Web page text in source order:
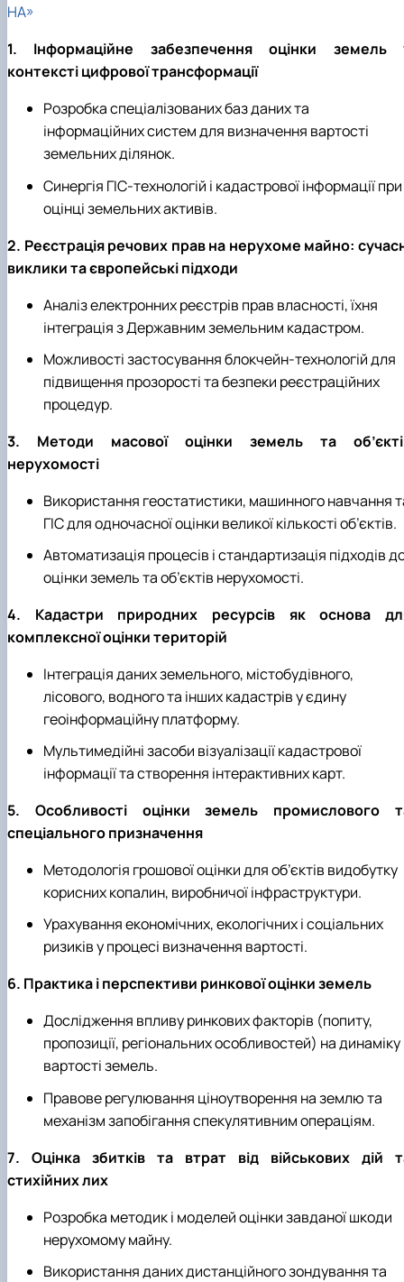
НА»
1. Інформаційне забезпечення оцінки земель
контексті цифрової трансформації
Розробка спеціалізованих баз даних та
інформаційних систем для визначення вартості
земельних ділянок.
Синергія ГІС-технологій і кадастрової інформації при
оцінці земельних активів.
2. Реєстрація речових прав на нерухоме майно:
виклики та європейські підходи
Аналіз електронних реєстрів прав власності, їхня
інтеграція з Державним земельним кадастром.
Можливості застосування блокчейн-технологій для
підвищення прозорості та безпеки реєстраційних
процедур.
3. Методи масової оцінки земель та
нерухомості
Використання геостатистики, машинного навчання
ГІС для одночасної оцінки великої кількості об’єктів.
Автоматизація процесів і стандартизація підходів
оцінки земель та об’єктів нерухомості.
4. Кадастри природних ресурсів як основа
комплексної оцінки територій
Інтеграція даних земельного, містобудівного,
лісового, водного та інших кадастрів у єдину
геоінформаційну платформу.
Мультимедійні засоби візуалізації кадастрової
інформації та створення інтерактивних карт.
5. Особливості оцінки земель промислового
спеціального призначення
Методологія грошової оцінки для об’єктів видобутку
корисних копалин, виробничої інфраструктури.
Урахування економічних, екологічних і соціальних
ризиків у процесі визначення вартості.
6. Практика і перспективи ринкової оцінки земель
Дослідження впливу ринкових факторів (попиту,
пропозиції, регіональних особливостей) на динаміку
вартості земель.
Правове регулювання ціноутворення на землю та
механізм запобігання спекулятивним операціям.
7. Оцінка збитків та втрат від військових дій
стихійних лих
Розробка методик і моделей оцінки завданої шкоди
нерухомому майну.
Використання даних дистанційного зондування та